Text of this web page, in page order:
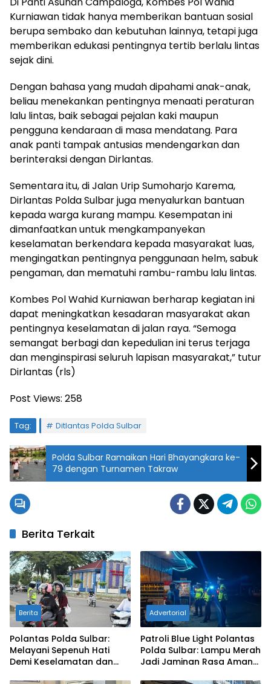
Kurniawan tidak hanya memberikan bantuan sosial
berupa sembako dan kebutuhan lainnya, tetapi juga
memberikan edukasi pentingnya tertib berlalu lintas
sejak dini.
Dengan bahasa yang mudah dipahami anak-anak,
beliau menekankan pentingnya menaati peraturan
lalu lintas, baik sebagai pejalan kaki maupun
pengguna kendaraan di masa mendatang. Para
anak panti tampak antusias mendengarkan dan
berinteraksi dengan Dirlantas.
Sementara itu, di Jalan Urip Sumoharjo Karema,
Dirlantas Polda Sulbar juga menyalurkan bantuan
kepada warga kurang mampu. Kesempatan ini
dimanfaatkan untuk mengkampanyekan
keselamatan berkendara kepada masyarakat luas,
mengingatkan pentingnya penggunaan helm, sabuk
pengaman, dan mematuhi rambu-rambu lalu lintas.
Kombes Pol Wahid Kurniawan berharap kegiatan ini
dapat meningkatkan kesadaran masyarakat akan
pentingnya keselamatan di jalan raya. “Semoga
semangat berbagi dan kepedulian ini terus terjaga
dan menginspirasi seluruh lapisan masyarakat,” tutur
Dirlantas (rls)
Post Views: 258
Tag: Ditlantas Polda Sulbar
Polda Sulbar Ramaikan Hari Bhayangkara ke-
Berita Terkait
Berita
Polantas Polda Sulbar:
Melayani Sepenuh Hati
Demi Keselamatan dan
Advertorial
Patroli Blue Light Polantas
Polda Sulbar: Lampu Merah
Jadi Jaminan Rasa Aman